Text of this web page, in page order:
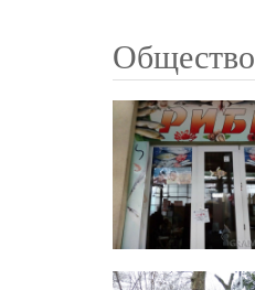
Общество